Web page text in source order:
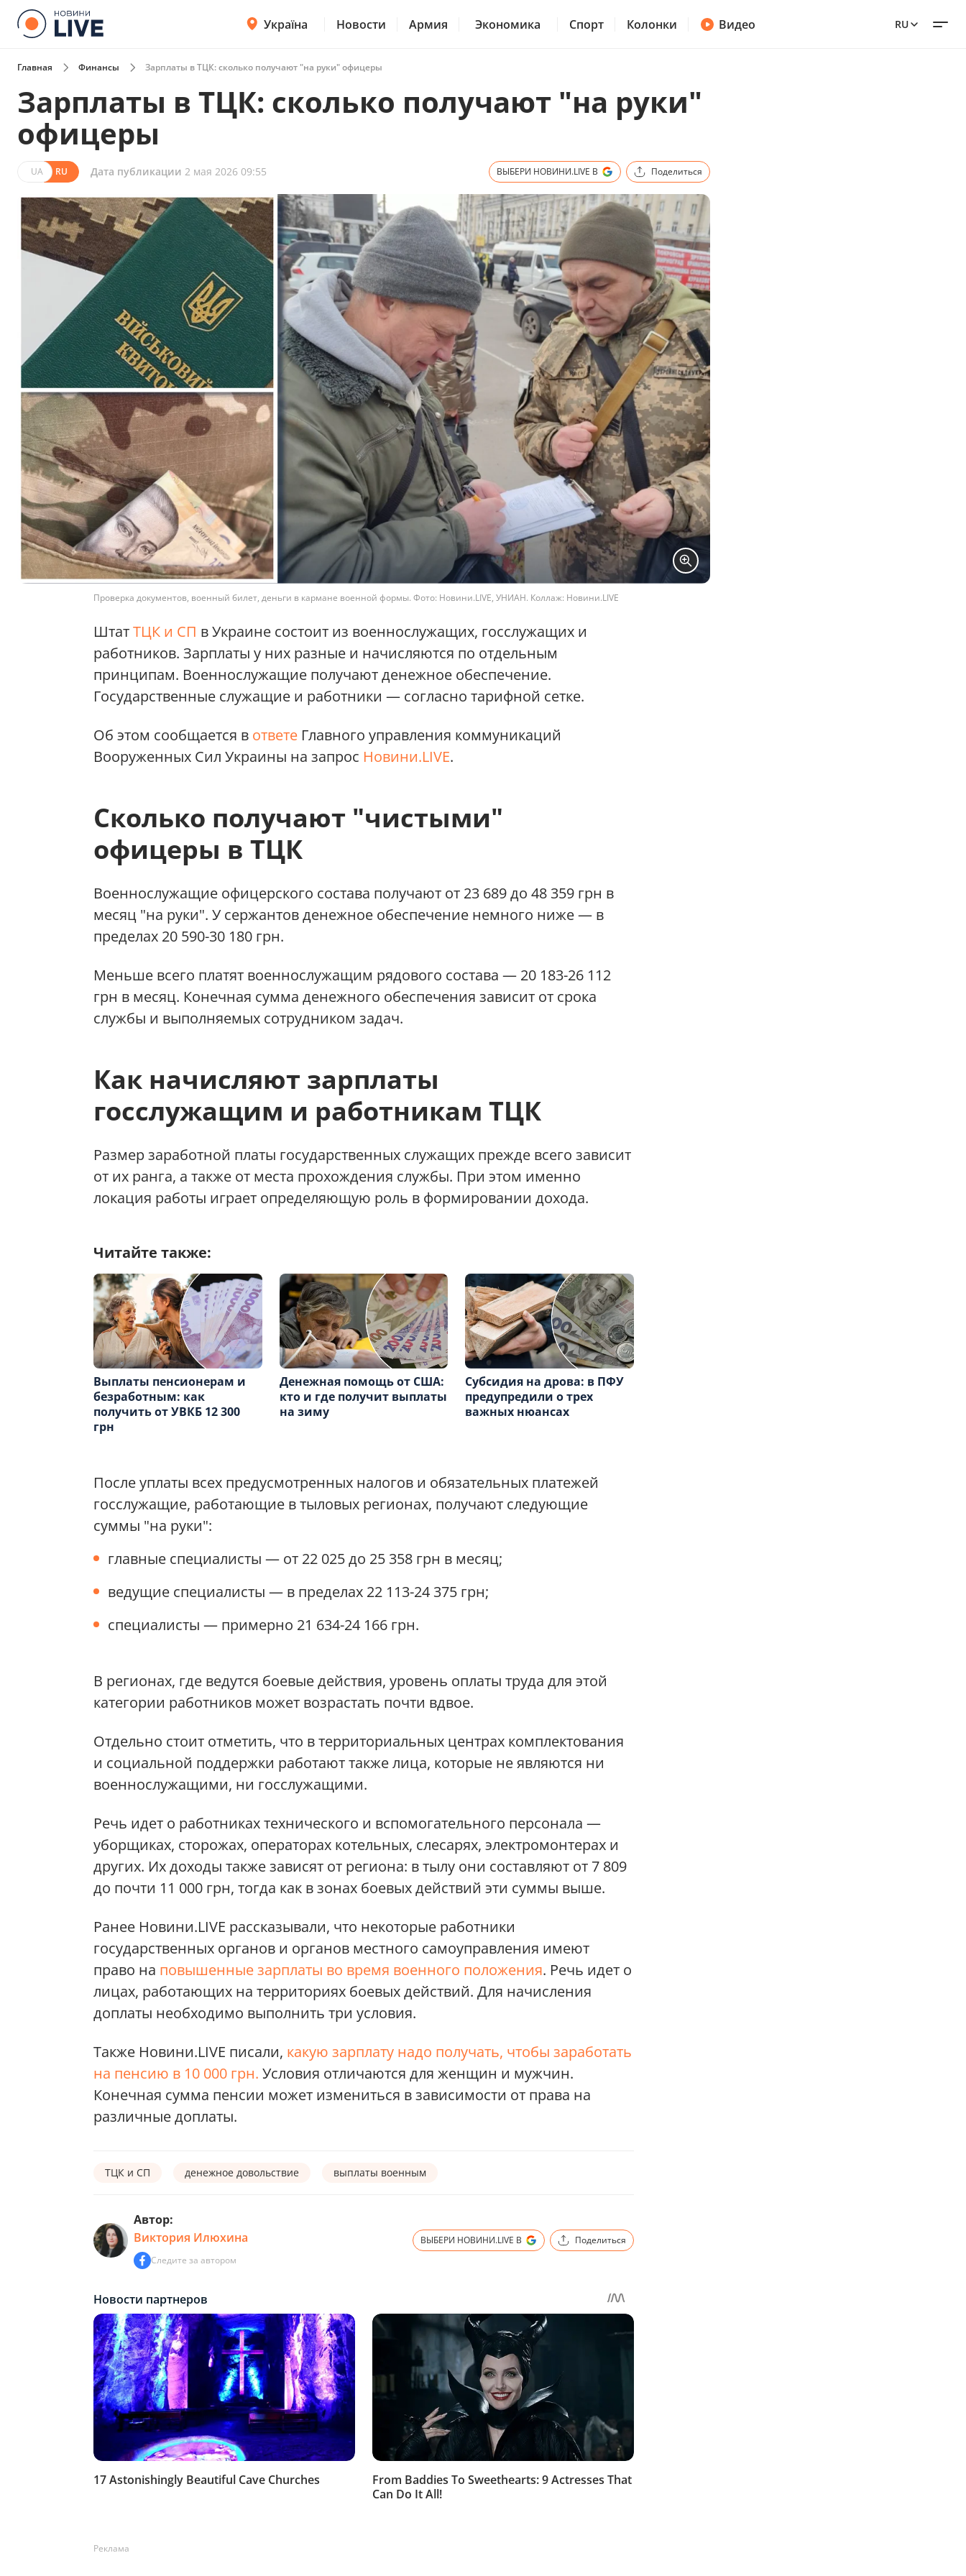
Україна Новости Армия Экономика Спорт Колонки Видео RU
Главная Финансы Зарплаты в ТЦК: сколько получают "на руки" офицеры
Зарплаты в ТЦК: сколько получают "на руки"
офицеры
UA RU Дата публикации 2 мая 2026 09:55 ВЫБЕРИ НОВИНИ.LIVE В Поделиться
Проверка документов, военный билет, деньги в кармане военной формы. Фото: Новини.LIVE, УНИАН. Коллаж: Новини.LIVE
ШтатТЦК и СП в Украине состоит из военнослужащих, госслужащих и
работников. Зарплаты у них разные и начисляются по отдельным
принципам. Военнослужащие получают денежное обеспечение.
Государственные служащие и работники — согласно тарифной сетке.
Об этом сообщается в ответе Главного управления коммуникаций
Вооруженных Сил Украины на запрос Новини.LIVE.
Сколько получают "чистыми"
офицеры в ТЦК
Военнослужащие офицерского состава получают от 23 689 до 48 359 грн в
месяц "на руки". У сержантов денежное обеспечение немного ниже — в
пределах 20 590-30 180 грн.
Меньше всего платят военнослужащим рядового состава — 20 183-26 112
грн в месяц. Конечная сумма денежного обеспечения зависит от срока
службы и выполняемых сотрудником задач.
Как начисляют зарплаты
госслужащим и работникам ТЦК
Размер заработной платы государственных служащих прежде всего зависит
от их ранга, а также от места прохождения службы. При этом именно
локация работы играет определяющую роль в формировании дохода.
Читайте также:
Выплаты пенсионерам и
безработным: как
получить от УВКБ 12 300
грн
Денежная помощь от США:
кто и где получит выплаты
на зиму
Субсидия на дрова: в ПФУ
предупредили о трех
важных нюансах
После уплаты всех предусмотренных налогов и обязательных платежей
госслужащие, работающие в тыловых регионах, получают следующие
суммы "на руки":
главные специалисты — от 22 025 до 25 358 грн в месяц;
ведущие специалисты — в пределах 22 113-24 375 грн;
специалисты — примерно 21 634-24 166 грн.
В регионах, где ведутся боевые действия, уровень оплаты труда для этой
категории работников может возрастать почти вдвое.
Отдельно стоит отметить, что в территориальных центрах комплектования
и социальной поддержки работают также лица, которые не являются ни
военнослужащими, ни госслужащими.
Речь идет о работниках технического и вспомогательного персонала —
уборщиках, сторожах, операторах котельных, слесарях, электромонтерах и
других. Их доходы также зависят от региона: в тылу они составляют от 7 809
до почти 11 000 грн, тогда как в зонах боевых действий эти суммы выше.
Ранее Новини.LIVE рассказывали, что некоторые работники
государственных органов и органов местного самоуправления имеют
право на повышенные зарплаты во время военного положения. Речь идет о
лицах, работающих на территориях боевых действий. Для начисления
доплаты необходимо выполнить три условия.
Также Новини.LIVE писали, какую зарплату надо получать, чтобы заработать
на пенсию в 10 000 грн. Условия отличаются для женщин и мужчин.
Конечная сумма пенсии может измениться в зависимости от права на
различные доплаты.
ТЦК и СП денежное довольствие выплаты военным
Автор:
Виктория Илюхина
Следите за автором
ВЫБЕРИ НОВИНИ.LIVE В Поделиться
Реклама